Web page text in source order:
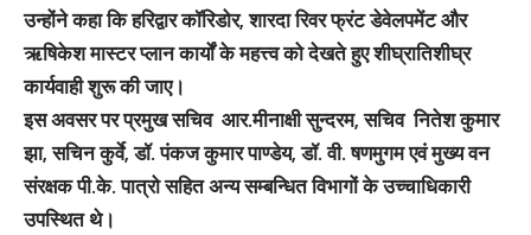
उन्होंने कहा कि हरिद्वार कॉरिडोर, शारदा रिवर फ्रंट डेवेलपमेंट और
ऋषिकेश मास्टर प्लान कार्यों के महत्त्व को देखते हुए शीघ्रातिशीघ्र
कार्यवाही शुरू की जाए।
इस अवसर पर प्रमुख सचिव आर.मीनाक्षी सुन्दरम, सचिव नितेश कुमार
झा, सचिन कुर्वे, डॉ. पंकज कुमार पाण्डेय, डॉ. वी. षणमुगम एवं मुख्य वन
संरक्षक पी.के. पात्रो सहित अन्य सम्बन्धित विभागों के उच्चाधिकारी
उपस्थित थे।